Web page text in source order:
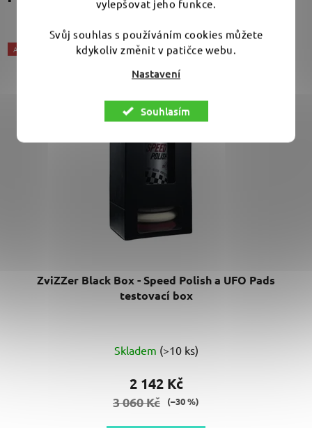
vylepšovat jeho funkce.
Svůj souhlas s používáním cookies můžete
kdykoliv změnit v patičce webu.
Nastavení
Souhlasím
AKCE
ZviZZer Black Box - Speed Polish a UFO Pads
testovací box
hodnocení
produktu
je
Skladem (>10 ks)
2 142 Kč
3 060 Kč (–30 %)